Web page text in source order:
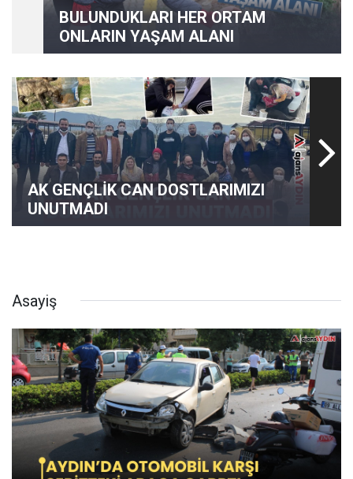
BULUNDUKLARI HER ORTAM
ONLARIN YAŞAM ALANI
AK GENÇLİK CAN DOSTLARIMIZI
UNUTMADI
Asayiş